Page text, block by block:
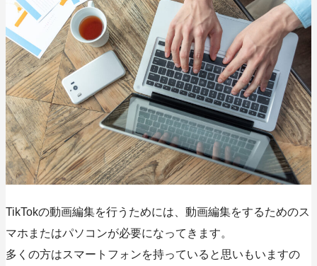
TikTokの動画編集を行うためには、動画編集をするためのス
マホまたはパソコンが必要になってきます。
多くの方はスマートフォンを持っていると思いもいますの